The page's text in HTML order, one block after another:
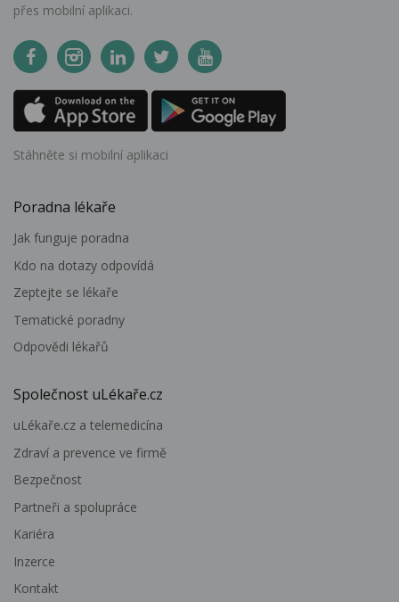
přes mobilní aplikaci.
Stáhněte si mobilní aplikaci
Poradna lékaře
Jak funguje poradna
Kdo na dotazy odpovídá
Zeptejte se lékaře
Tematické poradny
Odpovědi lékařů
Společnost uLékaře.cz
uLékaře.cz a telemedicína
Zdraví a prevence ve firmě
Bezpečnost
Partneři a spolupráce
Kariéra
Inzerce
Kontakt